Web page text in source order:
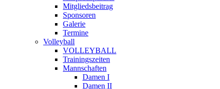
Mitgliedsbeitrag
Sponsoren
Galerie
Termine
Volleyball
VOLLEYBALL
Trainingszeiten
Mannschaften
Damen I
Damen II